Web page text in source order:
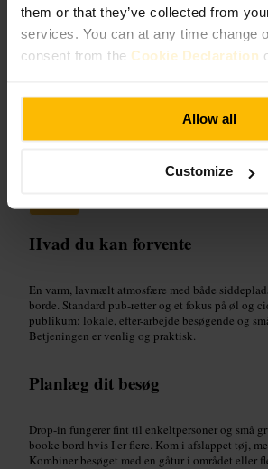
them or that they’ve collected from
services. You can at any time change
consent from the Cookie Declaration
Allow all
Customize
“En venlig, klassisk pub med
Velegnet til
Vennehygge
Hvad du kan forvente
En varm, lavmælt atmosfære med både
borde. Standard pub-retter og et fokus på øl og
publikum: lokale, efter-arbejde besøgende og
Betjeningen er venlig og praktisk.
Planlæg dit besøg
Drop-in fungerer fint til enkeltpersoner og små
booke bord hvis I er flere. Kom i afslappet tøj,
Kombiner besøget med en gåtur i området eller